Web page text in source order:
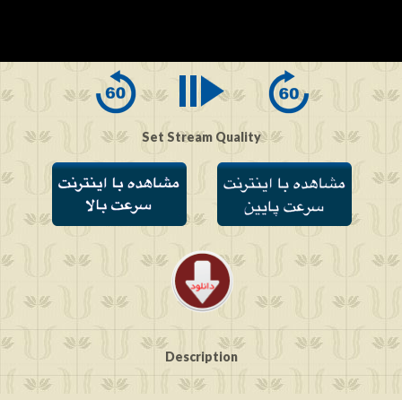
of
Set Stream Quality
Description